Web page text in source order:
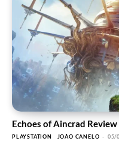
Echoes of Aincrad
PLAYSTATION JOÃO CANELO - 05/